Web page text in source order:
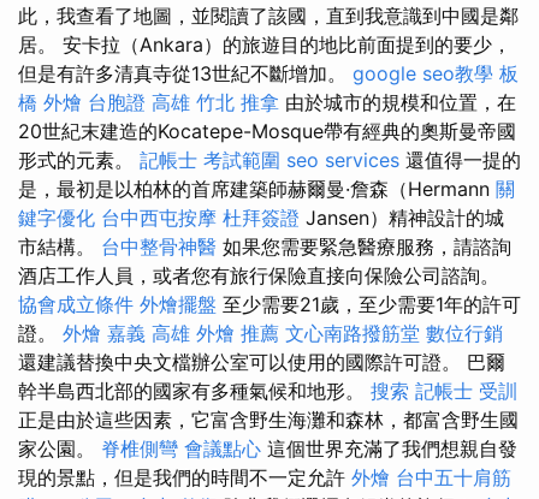
此，我查看了地圖，並閱讀了該國，直到我意識到中國是鄰
居。 安卡拉（Ankara）的旅遊目的地比前面提到的要少，
但是有許多清真寺從13世紀不斷增加。 google seo教學 板
橋 外燴 台胞證 高雄 竹北 推拿 由於城市的規模和位置，在
20世紀末建造的Kocatepe-Mosque帶有經典的奧斯曼帝國
形式的元素。 記帳士 考試範圍 seo services 還值得一提的
是，最初是以柏林的首席建築師赫爾曼·詹森（Hermann 關
鍵字優化 台中西屯按摩 杜拜簽證 Jansen）精神設計的城
市結構。 台中整骨神醫 如果您需要緊急醫療服務，請諮詢
酒店工作人員，或者您有旅行保險直接向保險公司諮詢。
協會成立條件 外燴擺盤 至少需要21歲，至少需要1年的許可
證。 外燴 嘉義 高雄 外燴 推薦 文心南路撥筋堂 數位行銷
還建議替換中央文檔辦公室可以使用的國際許可證。 巴爾
幹半島西北部的國家有多種氣候和地形。 搜索 記帳士 受訓
正是由於這些因素，它富含野生海灘和森林，都富含野生國
家公園。 脊椎側彎 會議點心 這個世界充滿了我們想親自發
現的景點，但是我們的時間不一定允許 外燴 台中五十肩筋